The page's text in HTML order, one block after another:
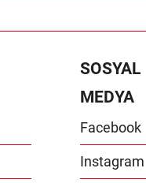
SOSYAL
MEDYA
Facebook
Instagram